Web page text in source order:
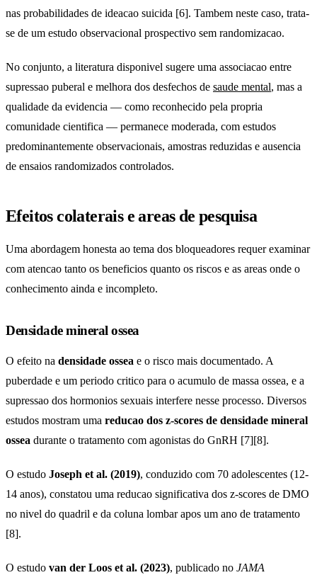
nas probabilidades de ideacao suicida [6]. Tambem neste caso, trata-
se de um estudo observacional prospectivo sem randomizacao.
No conjunto, a literatura disponivel sugere uma associacao entre
supressao puberal e melhora dos desfechos de saude mental, mas a
qualidade da evidencia — como reconhecido pela propria
comunidade cientifica — permanece moderada, com estudos
predominantemente observacionais, amostras reduzidas e ausencia
de ensaios randomizados controlados.
Efeitos colaterais e areas de pesquisa
Uma abordagem honesta ao tema dos bloqueadores requer examinar
com atencao tanto os beneficios quanto os riscos e as areas onde o
conhecimento ainda e incompleto.
Densidade mineral ossea
O efeito na densidade ossea e o risco mais documentado. A
puberdade e um periodo critico para o acumulo de massa ossea, e a
supressao dos hormonios sexuais interfere nesse processo. Diversos
estudos mostram uma reducao dos z-scores de densidade mineral
ossea durante o tratamento com agonistas do GnRH [7][8].
O estudo Joseph et al. (2019), conduzido com 70 adolescentes (12-
14 anos), constatou uma reducao significativa dos z-scores de DMO
no nivel do quadril e da coluna lombar apos um ano de tratamento
[8].
O estudo van der Loos et al. (2023), publicado no JAMA